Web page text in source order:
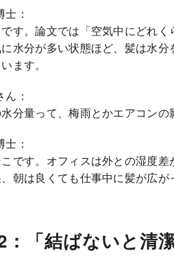
士：
す。論文では「空気中にどれ
水分が多い状態ほど、髪は水
ます。
ん：
分量って、梅雨とかエアコンの
士：
です。オフィスは外との湿度
朝は良くても仕事中に髪が広が
：「結ばないと清